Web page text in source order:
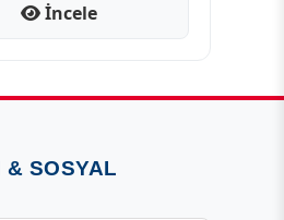
İncele
& SOSYAL